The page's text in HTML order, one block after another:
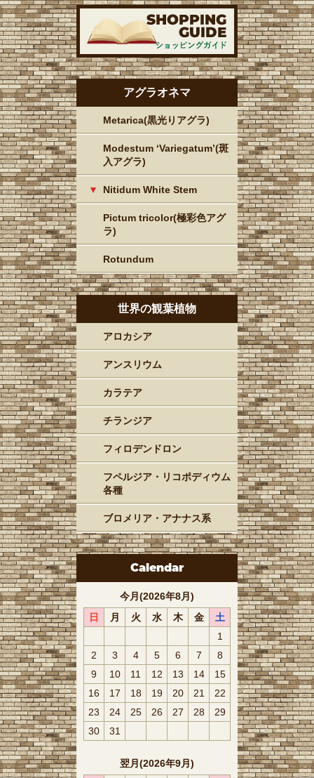
アグラオネマ
Metarica(黒光りアグラ)
Modestum ‘Variegatum’(斑
入アグラ)
Nitidum White Stem
Pictum tricolor(極彩色アグ
ラ)
Rotundum
世界の観葉植物
アロカシア
アンスリウム
カラテア
チランジア
フィロデンドロン
フペルジア・リコポディウム
各種
ブロメリア・アナナス系
Calendar
今月(2026年8月)
日
月 火 水 木 金
土
1
2
3 4 5 6 7
8
9
10 11 12 13 14
15
16
17 18 19 20 21
22
23
24 25 26 27 28
29
30
31
翌月(2026年9月)